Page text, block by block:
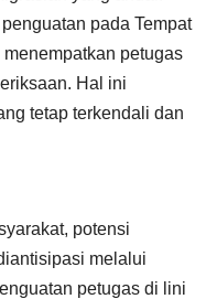
pada Tempat
petugas
Hal ini
tetap terkendali dan
potensi
melalui
petugas di lini